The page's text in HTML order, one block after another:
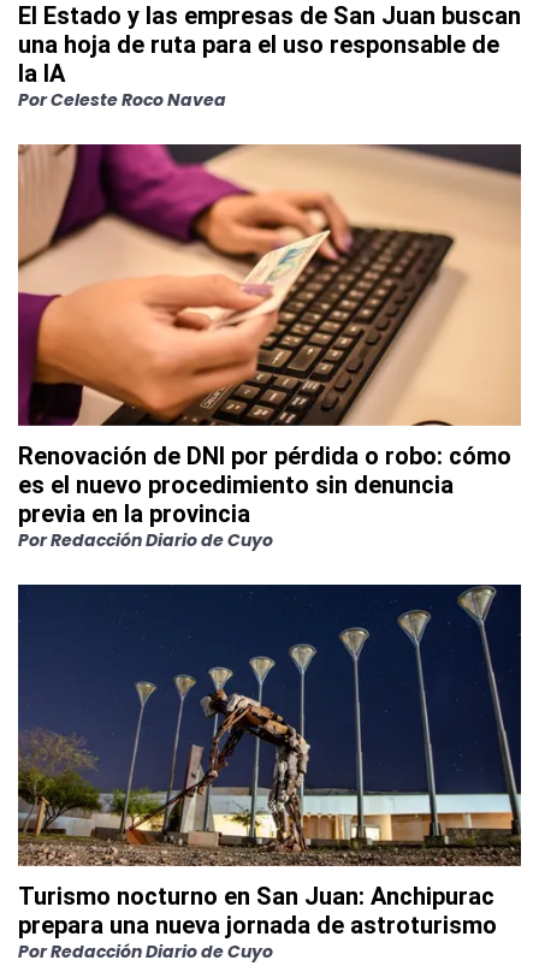
El Estado y las empresas de San Juan buscan
una hoja de ruta para el uso responsable de
la IA
PorCeleste Roco Navea
Renovación de DNI por pérdida o robo: cómo
es el nuevo procedimiento sin denuncia
previa en la provincia
PorRedacción Diario de Cuyo
Turismo nocturno en San Juan: Anchipurac
prepara una nueva jornada de astroturismo
PorRedacción Diario de Cuyo